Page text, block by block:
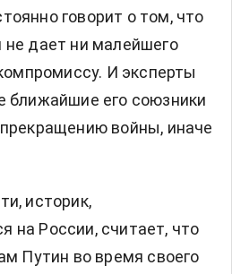
говорит о том, что
дает ни малейшего
И эксперты
ближайшие его союзники
войны, иначе
историк,
на России, считает, что
Путин во время своего